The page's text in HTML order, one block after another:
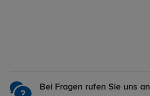
Bei Fragen rufen Sie uns an